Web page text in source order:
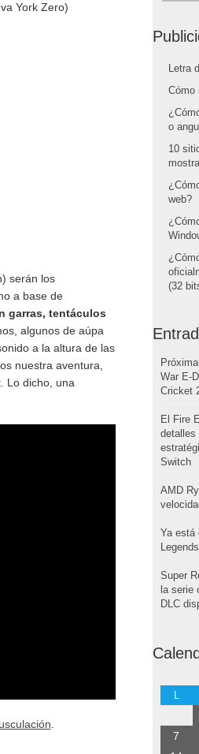
York Zero)
serán los
a base de
garras, tentáculos
algunos de aúpa
a la altura de las
nuestra aventura,
Lo dicho, una
Letra
Cómo
o
10
web?
(32
War E-
Cricket
El Fire
detalles
Switch
AMD
Ya está
Super
la serie
DLC
L
7